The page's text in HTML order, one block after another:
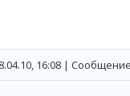
16:08 |